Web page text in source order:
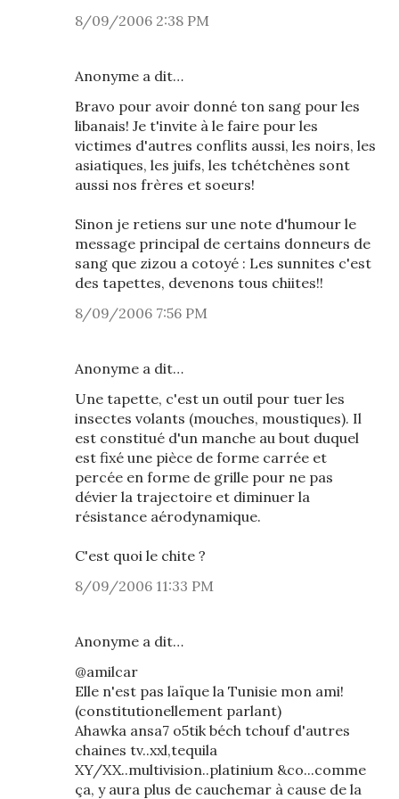
8/09/2006 2:38 PM
Anonyme a dit…
Bravo pour avoir donné ton sang pour les
libanais! Je t'invite à le faire pour les
victimes d'autres conflits aussi, les noirs, les
asiatiques, les juifs, les tchétchènes sont
aussi nos frères et soeurs!
Sinon je retiens sur une note d'humour le
message principal de certains donneurs de
sang que zizou a cotoyé : Les sunnites c'est
des tapettes, devenons tous chiites!!
8/09/2006 7:56 PM
Anonyme a dit…
Une tapette, c'est un outil pour tuer les
insectes volants (mouches, moustiques). Il
est constitué d'un manche au bout duquel
est fixé une pièce de forme carrée et
percée en forme de grille pour ne pas
dévier la trajectoire et diminuer la
résistance aérodynamique.
C'est quoi le chite ?
8/09/2006 11:33 PM
Anonyme a dit…
@amilcar
Elle n'est pas laïque la Tunisie mon ami!
(constitutionellement parlant)
Ahawka ansa7 o5tik béch tchouf d'autres
chaines tv..xxl,tequila
XY/XX..multivision..platinium &co...comme
ça, y aura plus de cauchemar à cause de la